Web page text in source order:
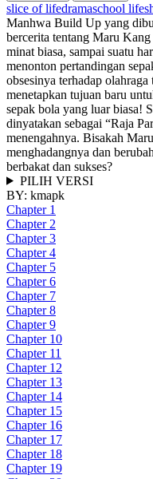
slice of lifedramaschool life
Manhwa Build Up yang
bercerita tentang Maru Kang
minat biasa, sampai suatu
menonton pertandingan
obsesinya terhadap
menetapkan tujuan baru
sepak bola yang luar biasa!
dinyatakan sebagai “Raja
menengahnya. Bisakah
menghadangnya dan
berbakat dan sukses?
PILIH VERSI
BY: kmapk
Chapter 1
Chapter 2
Chapter 3
Chapter 4
Chapter 5
Chapter 6
Chapter 7
Chapter 8
Chapter 9
Chapter 10
Chapter 11
Chapter 12
Chapter 13
Chapter 14
Chapter 15
Chapter 16
Chapter 17
Chapter 18
Chapter 19